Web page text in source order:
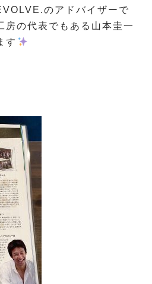
のアドバイザーで
房の代表でもある山本圭一
す